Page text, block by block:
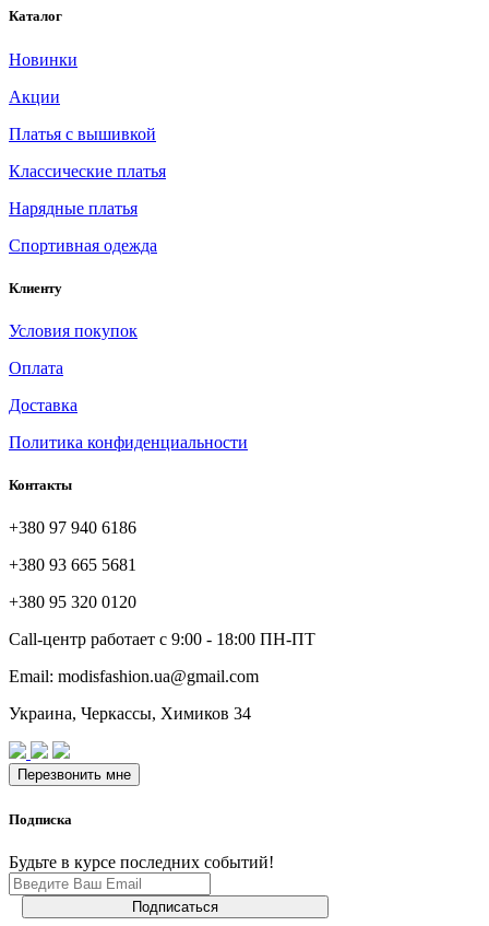
Каталог
Новинки
Акции
Платья с вышивкой
Классические платья
Нарядные платья
Спортивная одежда
Клиенту
Условия покупок
Оплата
Доставка
Политика конфиденциальности
Контакты
+380 97 940 6186
+380 93 665 5681
+380 95 320 0120
Call-центр работает с 9:00 - 18:00 ПН-ПТ
Email: modisfashion.ua@gmail.com
Украина, Черкассы, Химиков 34
Подписка
Будьте в курсе последних событий!